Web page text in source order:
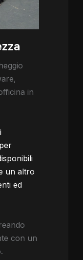
in
un altro
ed
con un